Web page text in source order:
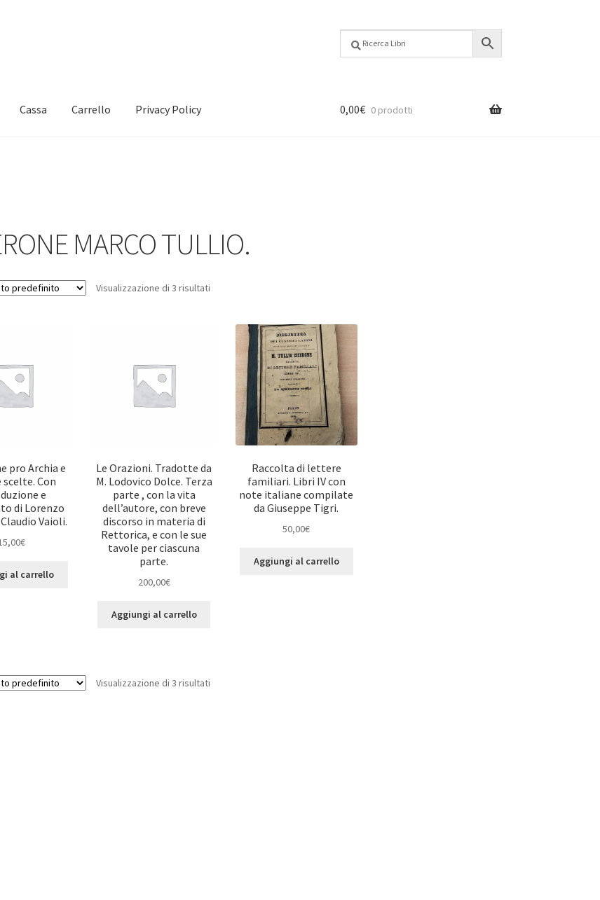
Cassa Carrello Privacy Policy 0,00€ 0 prodotti
MARCO TULLIO.
Visualizzazione di 3 risultati
pro Archia e
Con
e
di Lorenzo
Vaioli.
€
al carrello
Le Orazioni. Tradotte da
M. Lodovico Dolce. Terza
parte , con la vita
dell’autore, con breve
discorso in materia di
Rettorica, e con le sue
tavole per ciascuna
parte.
200,00€
Aggiungi al carrello
Raccolta di lettere
familiari. Libri IV con
note italiane compilate
da Giuseppe Tigri.
50,00€
Aggiungi al carrello
Visualizzazione di 3 risultati